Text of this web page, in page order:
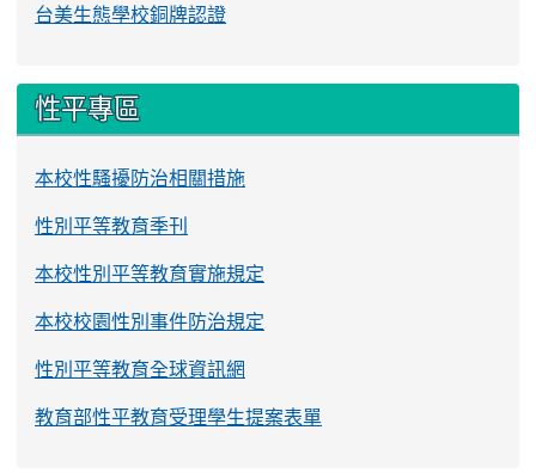
台美生態學校銅牌認證
性平專區
本校性騷擾防治相關措施
性別平等教育季刊
本校性別平等教育實施規定
本校校園性別事件防治規定
性別平等教育全球資訊網
教育部性平教育受理學生提案表單